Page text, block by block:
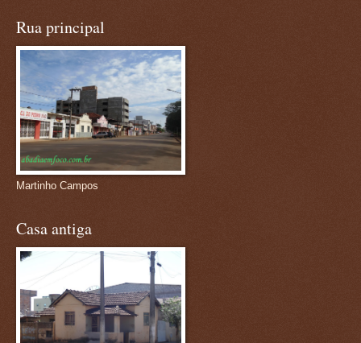
Rua principal
Martinho Campos
Casa antiga